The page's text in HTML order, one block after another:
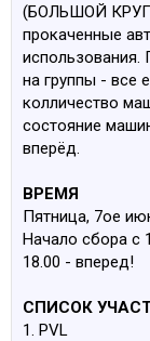
(БОЛЬШОЙ КРУГ)
прокаченные
использования.
на группы - все
колличество
состояние
вперёд.
ВРЕМЯ
Пятница, 7ое
Начало сбора с
18.00 - вперед!
СПИСОК
1. PVL